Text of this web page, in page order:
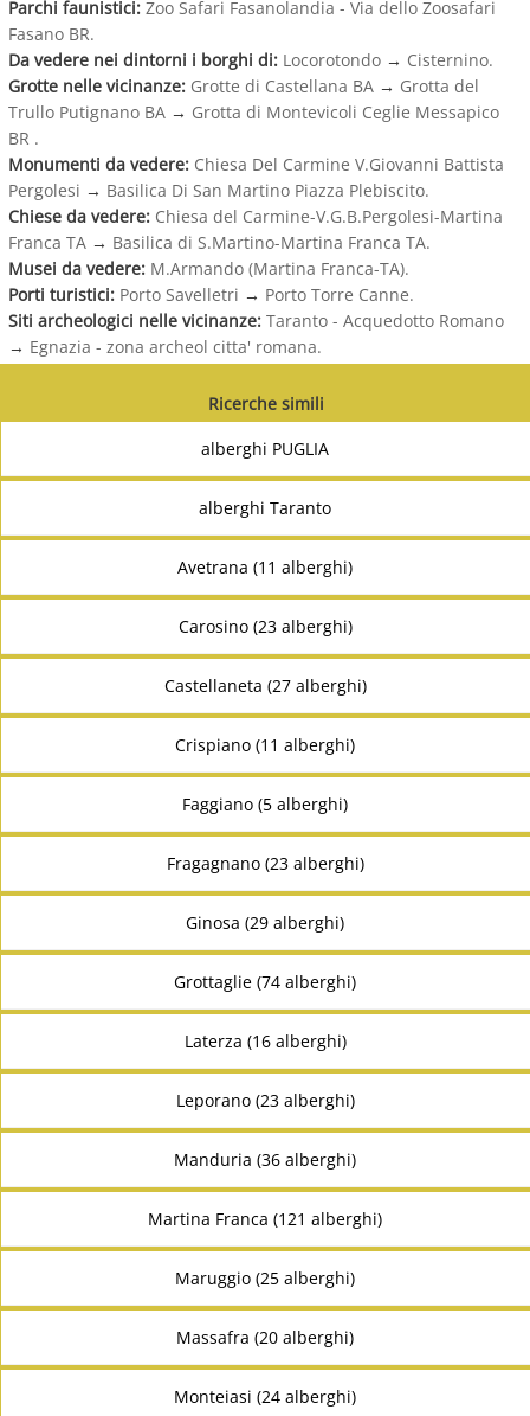
Parchi faunistici: Zoo Safari Fasanolandia - Via dello Zoosafari
Fasano BR.
Da vedere nei dintorni i borghi di: Locorotondo → Cisternino.
Grotte nelle vicinanze: Grotte di Castellana BA → Grotta del
Trullo Putignano BA → Grotta di Montevicoli Ceglie Messapico
BR .
Monumenti da vedere: Chiesa Del Carmine V.Giovanni Battista
Pergolesi → Basilica Di San Martino Piazza Plebiscito.
Chiese da vedere: Chiesa del Carmine-V.G.B.Pergolesi-Martina
Franca TA → Basilica di S.Martino-Martina Franca TA.
Musei da vedere: M.Armando (Martina Franca-TA).
Porti turistici: Porto Savelletri → Porto Torre Canne.
Siti archeologici nelle vicinanze: Taranto - Acquedotto Romano
→ Egnazia - zona archeol citta' romana.
Ricerche simili
alberghi PUGLIA
alberghi Taranto
Avetrana (11 alberghi)
Carosino (23 alberghi)
Castellaneta (27 alberghi)
Crispiano (11 alberghi)
Faggiano (5 alberghi)
Fragagnano (23 alberghi)
Ginosa (29 alberghi)
Grottaglie (74 alberghi)
Laterza (16 alberghi)
Leporano (23 alberghi)
Manduria (36 alberghi)
Martina Franca (121 alberghi)
Maruggio (25 alberghi)
Massafra (20 alberghi)
Monteiasi (24 alberghi)